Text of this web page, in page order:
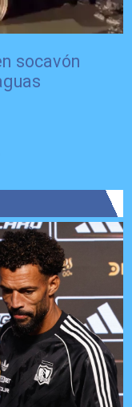
socavón